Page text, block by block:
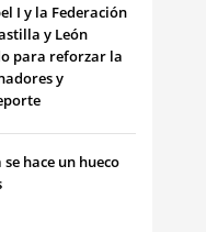
I y la Federación
y León
para reforzar la
y
hace un hueco